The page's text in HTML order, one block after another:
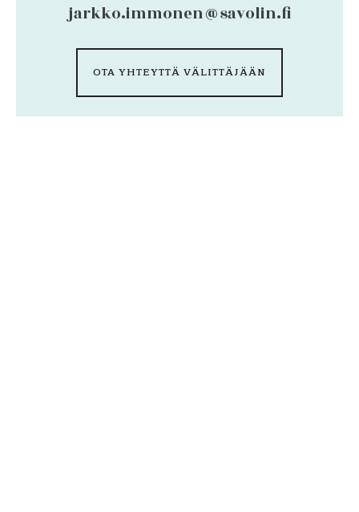
jarkko.immonen@savolin.fi
OTA YHTEYTTÄ VÄLITTÄJÄÄN